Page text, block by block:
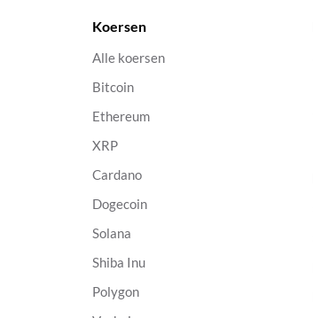
Koersen
Alle koersen
Bitcoin
Ethereum
XRP
Cardano
Dogecoin
Solana
Shiba Inu
Polygon